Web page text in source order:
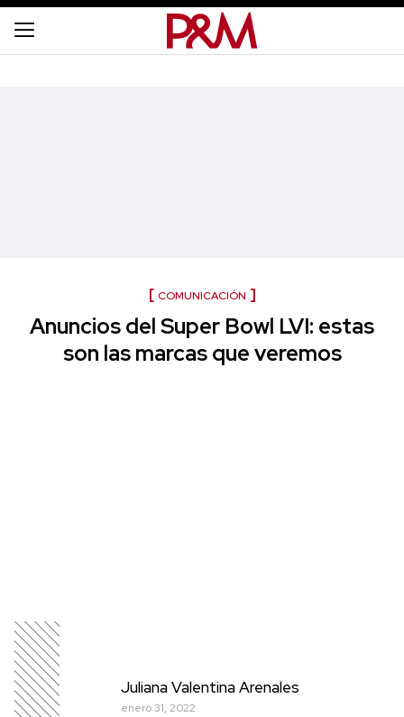
COMUNICACIÓN
Anuncios del Super Bowl LVI: estas
son las marcas que veremos
Juliana Valentina Arenales
enero 31, 2022